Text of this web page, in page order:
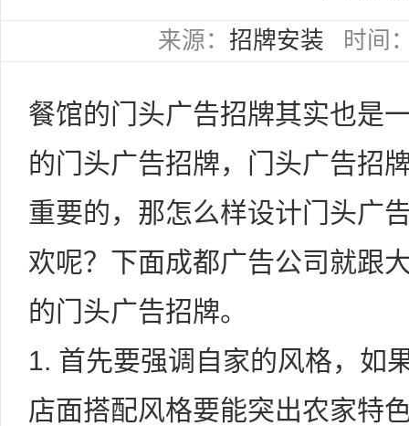
来源： 招牌安装 时间
餐馆的门头广告招牌其实也是
的门头广告招牌，门头广告招
重要的，那怎么样设计门头广
欢呢？下面成都广告公司就跟
的门头广告招牌。
1. 首先要强调自家的风格，如
店面搭配风格要能突出农家特